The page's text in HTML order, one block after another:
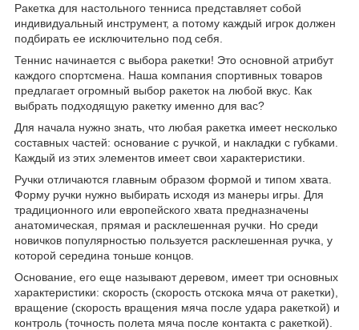
Ракетка для настольного тенниса представляет собой
индивидуальный инструмент, а потому каждый игрок должен
подбирать ее исключительно под себя.
Теннис начинается с выбора ракетки! Это основной атрибут
каждого спортсмена. Наша компания спортивных товаров
предлагает огромный выбор ракеток на любой вкус. Как
выбрать подходящую ракетку именно для вас?
Для начала нужно знать, что любая ракетка имеет несколько
составных частей: основание с ручкой, и накладки с губками.
Каждый из этих элементов имеет свои характеристики.
Ручки отличаются главным образом формой и типом хвата.
Форму ручки нужно выбирать исходя из манеры игры. Для
традиционного или европейского хвата предназначены
анатомическая, прямая и расклешенная ручки. Но среди
новичков популярностью пользуется расклешенная ручка, у
которой середина тоньше концов.
Основание, его еще называют деревом, имеет три основных
характеристики: скорость (скорость отскока мяча от ракетки),
вращение (скорость вращения мяча после удара ракеткой) и
контроль (точность полета мяча после контакта с ракеткой).